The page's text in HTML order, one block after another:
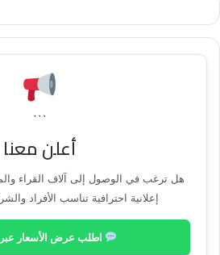
```
أعلن معنا
هل ترغب في الوصول إلى آلاف القراء
إعلانية احترافية تناسب الأفراد
اطلب عرض الأسعار